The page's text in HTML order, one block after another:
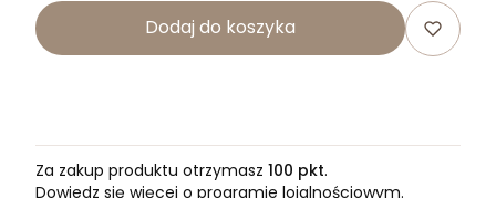
Dodaj do koszyka
Za zakup produktu otrzymasz 100 pkt.
Dowiedz się więcej o programie lojalnościowym.